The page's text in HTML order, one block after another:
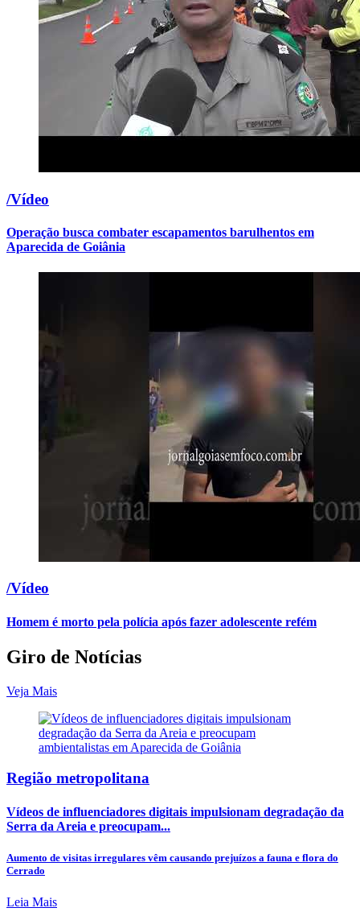
/Vídeo
Operação busca combater escapamentos barulhentos em
Aparecida de Goiânia
/Vídeo
Homem é morto pela polícia após fazer adolescente refém
Giro de Notícias
Veja Mais
Região metropolitana
Vídeos de influenciadores digitais impulsionam degradação da
Serra da Areia e preocupam...
Aumento de visitas irregulares vêm causando prejuízos a fauna e flora do
Cerrado
Leia Mais